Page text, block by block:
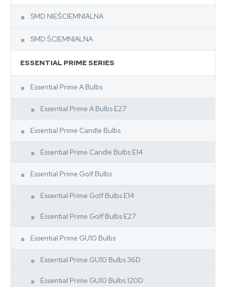
SMD NIEŚCIEMNIALNA
SMD ŚCIEMNIALNA
ESSENTIAL PRIME SERIES
Essential Prime A Bulbs
Essential Prime A Bulbs E27
Essential Prime Candle Bulbs
Essential Prime Candle Bulbs E14
Essential Prime Golf Bulbs
Essential Prime Golf Bulbs E14
Essential Prime Golf Bulbs E27
Essential Prime GU10 Bulbs
Essential Prime GU10 Bulbs 36D
Essential Prime GU10 Bulbs 120D